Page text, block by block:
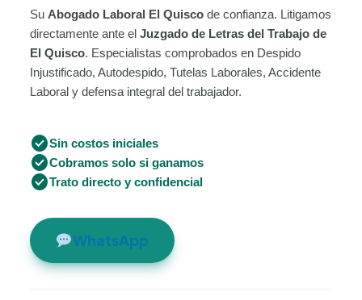
Su Abogado Laboral El Quisco de confianza. Litigamos
directamente ante elJuzgado de Letras del Trabajo de
El Quisco. Especialistas comprobados en Despido
Injustificado, Autodespido, Tutelas Laborales, Accidente
Laboral y defensa integral del trabajador.
check_circleSin costos iniciales
check_circleCobramos solo si ganamos
check_circleTrato directo y confidencial
WhatsApp